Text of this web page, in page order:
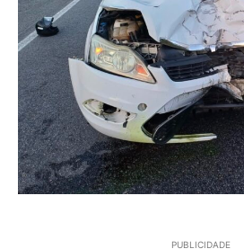
PUBLICIDADE